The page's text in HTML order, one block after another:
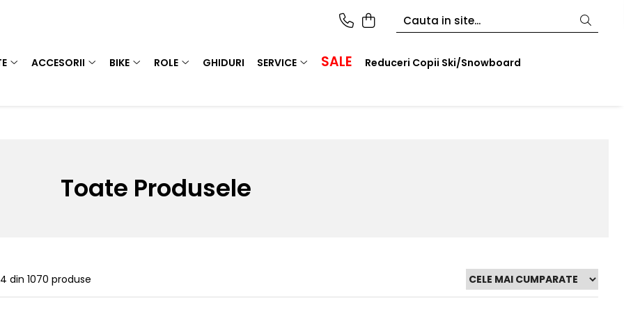
ACCESORII BIKE ROLE GHIDURI SERVICE SALE Reduceri Copii Ski/Snowboard
Toate Produsele
din 1070 produse